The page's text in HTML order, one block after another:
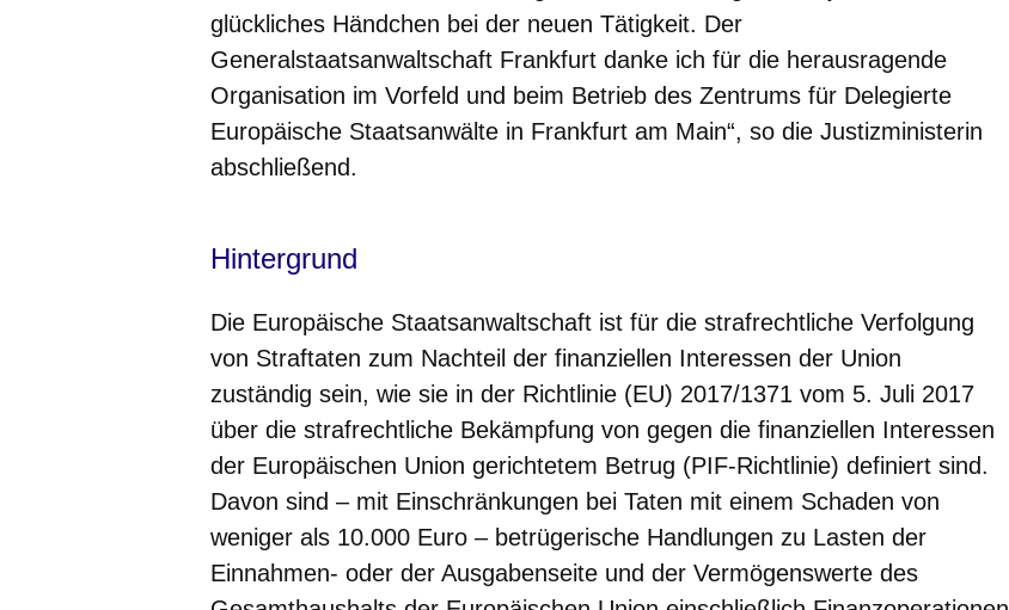
glückliches Händchen bei der neuen Tätigkeit. Der
Generalstaatsanwaltschaft Frankfurt danke ich für die herausragende
Organisation im Vorfeld und beim Betrieb des Zentrums für Delegierte
Europäische Staatsanwälte in Frankfurt am Main“, so die Justizministerin
abschließend.
Hintergrund
Die Europäische Staatsanwaltschaft ist für die strafrechtliche Verfolgung
von Straftaten zum Nachteil der finanziellen Interessen der Union
zuständig sein, wie sie in der Richtlinie (EU) 2017/1371 vom 5. Juli 2017
über die strafrechtliche Bekämpfung von gegen die finanziellen Interessen
der Europäischen Union gerichtetem Betrug (PIF-Richtlinie) definiert sind.
Davon sind – mit Einschränkungen bei Taten mit einem Schaden von
weniger als 10.000 Euro – betrügerische Handlungen zu Lasten der
Einnahmen- oder der Ausgabenseite und der Vermögenswerte des